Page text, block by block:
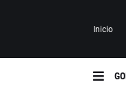
Inicio